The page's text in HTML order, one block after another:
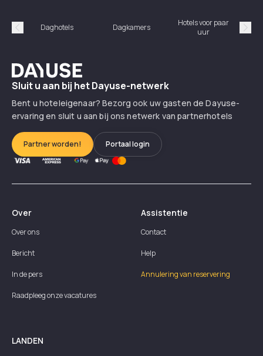
Précédent
Daghotels Dagkamers
Hotels voor paar
uur
Dayuse
Sluit u aan bij het Dayuse-netwerk
Bent u hoteleigenaar? Bezorg ook uw gasten de Dayuse-
ervaring en sluit u aan bij ons netwerk van partnerhotels
Partner worden! Portaal login
Over
Over ons
Bericht
In de pers
Raadpleeg onze vacatures
Assistentie
Contact
Help
Annulering van reservering
LANDEN